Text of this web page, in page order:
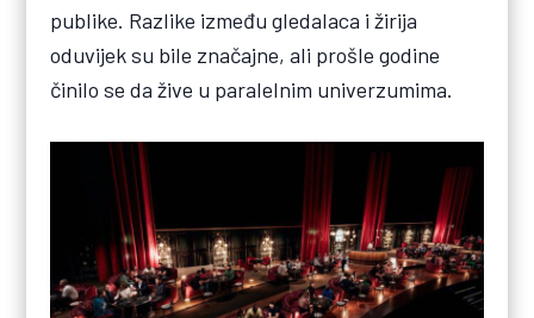
publike. Razlike između gledalaca i žirija
oduvijek su bile značajne, ali prošle godine
činilo se da žive u paralelnim univerzumima.